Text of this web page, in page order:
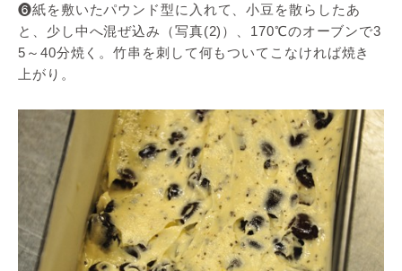
❻紙を敷いたパウンド型に入れて、小豆を散らしたあ
と、少し中へ混ぜ込み（写真(2)）、170℃のオーブンで3
5～40分焼く。竹串を刺して何もついてこなければ焼き
上がり。